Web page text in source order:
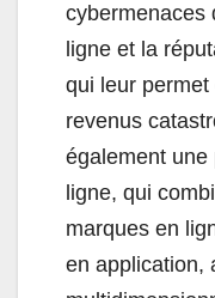
cybermenaces
ligne et la
qui leur permet
revenus
également une
ligne, qui
marques en
en application,